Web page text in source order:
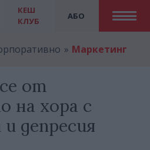
АБО
КЕШ
КЛУБ
Маркетинг
от
на хора с
депресия